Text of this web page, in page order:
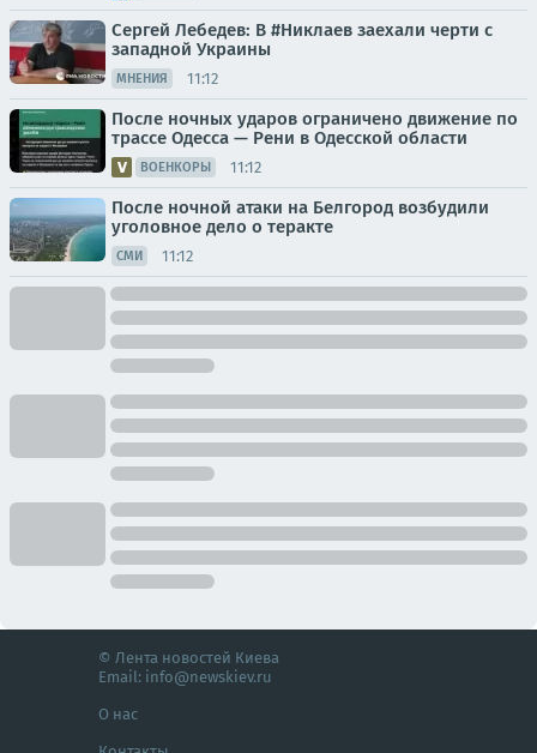
Сергей Лебедев: В #Никлаев заехали черти с
западной Украины
МНЕНИЯ 11:12
После ночных ударов ограничено движение по
трассе Одесса — Рени в Одесской области
ВОЕНКОРЫ 11:12
После ночной атаки на Белгород возбудили
уголовное дело о теракте
СМИ 11:12
© Лента новостей Киева
Email: info@newskiev.ru
О нас